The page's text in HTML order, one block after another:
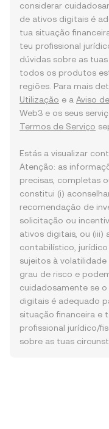
considerar
de ativos digitais é
tua situação
teu profissional
dúvidas sobre as
todos os produtos
regiões. Para mais
Utilização e a Aviso
Web3 e os seus
Termos de Serviço
Estás a visualizar
Atenção: as
precisas, completas
constitui (i)
recomendação de
solicitação ou
ativos digitais, ou (iii)
contabilístico,
sujeitos à
grau de risco e
cuidadosamente se
digitais é adequado
situação financeira e
profissional jurídico/
sobre as tuas